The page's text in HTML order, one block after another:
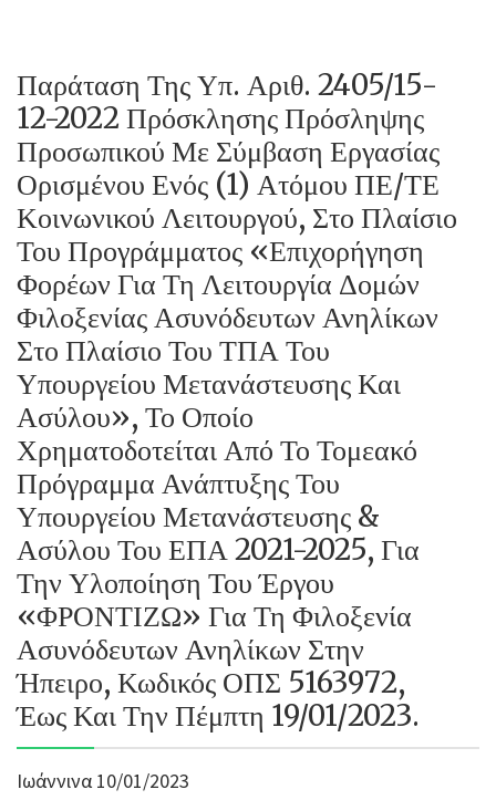
Παράταση Της Υπ. Αριθ. 2405/15-
12-2022 Πρόσκλησης Πρόσληψης
Προσωπικού Με Σύμβαση Εργασίας
Ορισμένου Ενός (1) Ατόμου ΠΕ/ΤΕ
Κοινωνικού Λειτουργού, Στο Πλαίσιο
Του Προγράμματος «Επιχορήγηση
Φορέων Για Τη Λειτουργία Δομών
Φιλοξενίας Ασυνόδευτων Ανηλίκων
Στο Πλαίσιο Του ΤΠΑ Του
Υπουργείου Μετανάστευσης Και
Ασύλου», Το Οποίο
Χρηματοδοτείται Από Το Τομεακό
Πρόγραμμα Ανάπτυξης Του
Υπουργείου Μετανάστευσης &
Ασύλου Του ΕΠΑ 2021-2025, Για
Την Υλοποίηση Του Έργου
«ΦΡΟΝΤΙΖΩ» Για Τη Φιλοξενία
Ασυνόδευτων Ανηλίκων Στην
Ήπειρο, Κωδικός ΟΠΣ 5163972,
Έως Και Την Πέμπτη 19/01/2023.
Ιωάννινα 10/01/2023